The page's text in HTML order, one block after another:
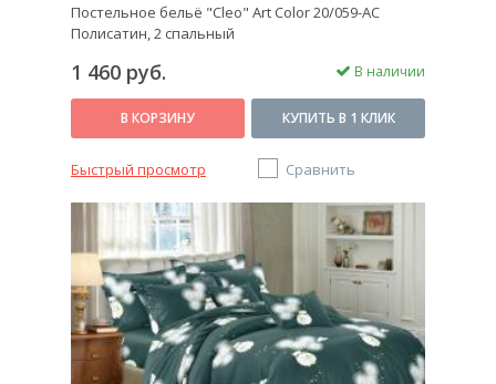
Постельное бельё "Cleo" Art Color 20/059-AC
Полисатин, 2 спальный
1 460 руб. В наличии
В КОРЗИНУ КУПИТЬ В 1 КЛИК
Быстрый просмотр Сравнить